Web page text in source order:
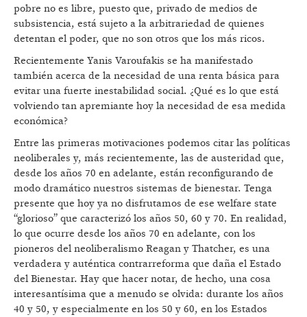
pobre no es libre, puesto que, privado de medios de
subsistencia, está sujeto a la arbitrariedad de quienes
detentan el poder, que no son otros que los más ricos.
Recientemente Yanis Varoufakis se ha manifestado
también acerca de la necesidad de una renta básica para
evitar una fuerte inestabilidad social. ¿Qué es lo que está
volviendo tan apremiante hoy la necesidad de esa medida
económica?
Entre las primeras motivaciones podemos citar las políticas
neoliberales y, más recientemente, las de austeridad que,
desde los años 70 en adelante, están reconfigurando de
modo dramático nuestros sistemas de bienestar. Tenga
presente que hoy ya no disfrutamos de ese welfare state
“glorioso” que caracterizó los años 50, 60 y 70. En realidad,
lo que ocurre desde los años 70 en adelante, con los
pioneros del neoliberalismo Reagan y Thatcher, es una
verdadera y auténtica contrarreforma que daña el Estado
del Bienestar. Hay que hacer notar, de hecho, una cosa
interesantísima que a menudo se olvida: durante los años
40 y 50, y especialmente en los 50 y 60, en los Estados